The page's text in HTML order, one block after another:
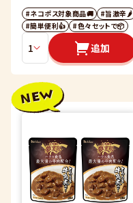
#ネコポス対象商品🚚
#旨激辛🌶
#簡単便利👍
#色々セットで📦
追加